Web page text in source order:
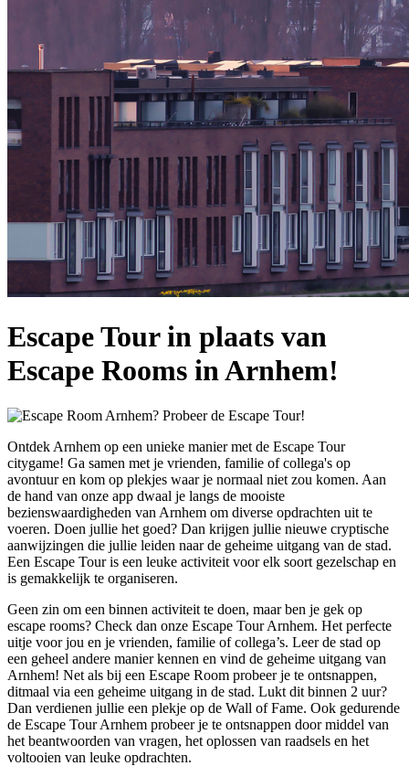
Escape Tour in plaats van
Escape Rooms in Arnhem!
Ontdek Arnhem op een unieke manier met de Escape Tour
citygame! Ga samen met je vrienden, familie of collega's op
avontuur en kom op plekjes waar je normaal niet zou komen. Aan
de hand van onze app dwaal je langs de mooiste
bezienswaardigheden van Arnhem om diverse opdrachten uit te
voeren. Doen jullie het goed? Dan krijgen jullie nieuwe cryptische
aanwijzingen die jullie leiden naar de geheime uitgang van de stad.
Een Escape Tour is een leuke activiteit voor elk soort gezelschap en
is gemakkelijk te organiseren.
Geen zin om een binnen activiteit te doen, maar ben je gek op
escape rooms? Check dan onze Escape Tour Arnhem. Het perfecte
uitje voor jou en je vrienden, familie of collega’s. Leer de stad op
een geheel andere manier kennen en vind de geheime uitgang van
Arnhem! Net als bij een Escape Room probeer je te ontsnappen,
ditmaal via een geheime uitgang in de stad. Lukt dit binnen 2 uur?
Dan verdienen jullie een plekje op de Wall of Fame. Ook gedurende
de Escape Tour Arnhem probeer je te ontsnappen door middel van
het beantwoorden van vragen, het oplossen van raadsels en het
voltooien van leuke opdrachten.